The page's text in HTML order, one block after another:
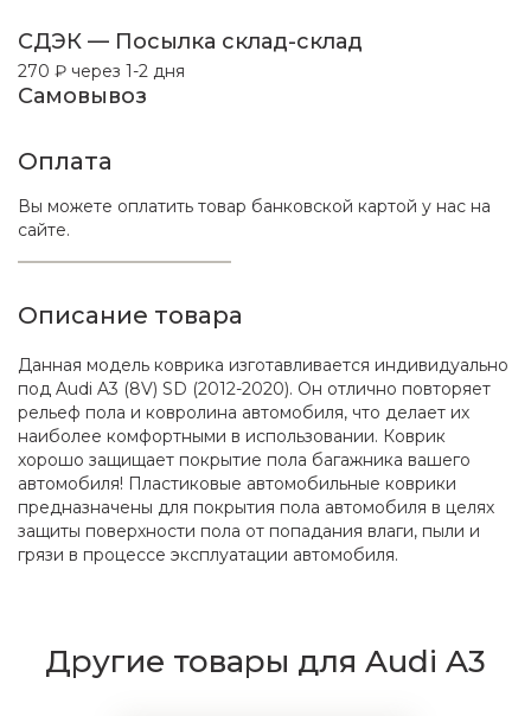
СДЭК — Посылка склад-склад
270 ₽ через 1-2 дня
Самовывоз
Оплата
Вы можете оплатить товар банковской картой у нас на
сайте.
Описание товара
Данная модель коврика изготавливается индивидуально
под Audi A3 (8V) SD (2012-2020). Он отлично повторяет
рельеф пола и ковролина автомобиля, что делает их
наиболее комфортными в использовании. Коврик
хорошо защищает покрытие пола багажника вашего
автомобиля! Пластиковые автомобильные коврики
предназначены для покрытия пола автомобиля в целях
защиты поверхности пола от попадания влаги, пыли и
грязи в процессе эксплуатации автомобиля.
Другие товары для Audi A3